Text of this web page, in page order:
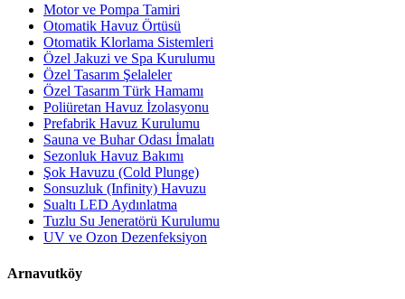
Motor ve Pompa Tamiri
Otomatik Havuz Örtüsü
Otomatik Klorlama Sistemleri
Özel Jakuzi ve Spa Kurulumu
Özel Tasarım Şelaleler
Özel Tasarım Türk Hamamı
Poliüretan Havuz İzolasyonu
Prefabrik Havuz Kurulumu
Sauna ve Buhar Odası İmalatı
Sezonluk Havuz Bakımı
Şok Havuzu (Cold Plunge)
Sonsuzluk (Infinity) Havuzu
Sualtı LED Aydınlatma
Tuzlu Su Jeneratörü Kurulumu
UV ve Ozon Dezenfeksiyon
Arnavutköy